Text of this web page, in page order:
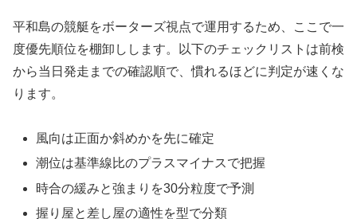
平和島の競艇をボーターズ視点で運用するため、ここで一
度優先順位を棚卸しします。以下のチェックリストは前検
から当日発走までの確認順で、慣れるほどに判定が速くな
ります。
風向は正面か斜めかを先に確定
潮位は基準線比のプラスマイナスで把握
時合の緩みと強まりを30分粒度で予測
握り屋と差し屋の適性を型で分類